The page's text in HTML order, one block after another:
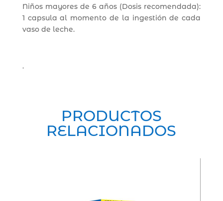
Niños mayores de 6 años (Dosis recomendada):
1 capsula al momento de la ingestión de cada
vaso de leche.
.
PRODUCTOS
RELACIONADOS